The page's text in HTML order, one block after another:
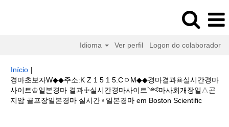
Idioma Ver perfil Logon do colaborador
Início |
경마초보자W◆◆주소:K Z 1 5 1 5.CㅇM◆◆경마결과☠실시간경마
사이트♔일본경마 결과☩실시간경마사이트༺마사회개장일△곤
지암 골프장일본경마 실시간♀일본경마 em Boston Scientific(página